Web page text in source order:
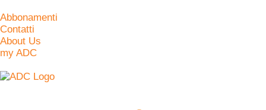
Abbonamenti
Contatti
About Us
my ADC